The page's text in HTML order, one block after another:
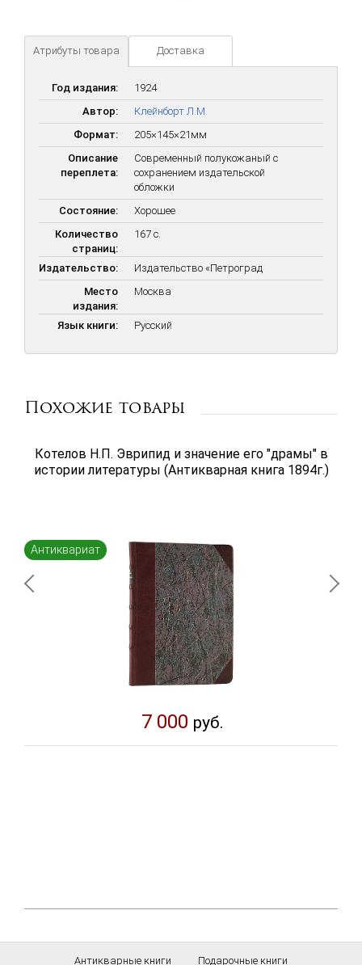
В наши дни (1918-1922).
Атрибуты товара Доставка
Год издания:
1924
Автор:
Клейнборт Л.М.
Формат:
205×145×21мм
Описание
переплета:
Современный полукожаный с
сохранением издательской
обложки
Состояние:
Хорошее
Количество
страниц:
167 с.
Издательство:
Издательство «Петроград
Место
издания:
Москва
Язык книги: Русский
Похожие товары
Котелов Н.П. Эврипид и значение его "драмы" в
истории литературы (Антикварная книга 1894г.)
Антиквариат
7 000 руб.
Антикварные книги Подарочные книги